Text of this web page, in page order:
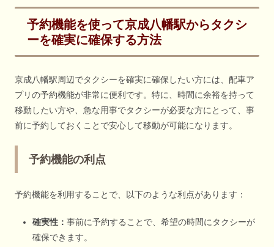
予約機能を使って京成八幡駅からタクシ
ーを確実に確保する方法
京成八幡駅周辺でタクシーを確実に確保したい方には、配車ア
プリの予約機能が非常に便利です。特に、時間に余裕を持って
移動したい方や、急な用事でタクシーが必要な方にとって、事
前に予約しておくことで安心して移動が可能になります。
予約機能の利点
予約機能を利用することで、以下のような利点があります：
確実性： 事前に予約することで、希望の時間にタクシーが
確保できます。